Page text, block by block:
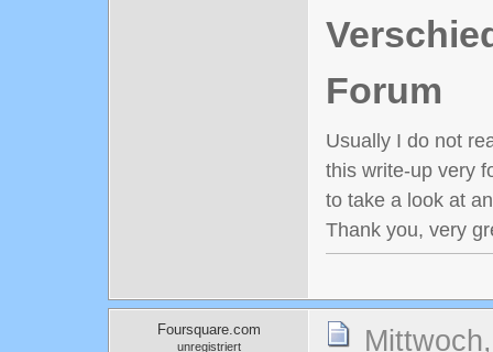
Forum
Usually I do not
this write-up very
to take a look at
Thank you, very
Foursquare.com
unregistriert